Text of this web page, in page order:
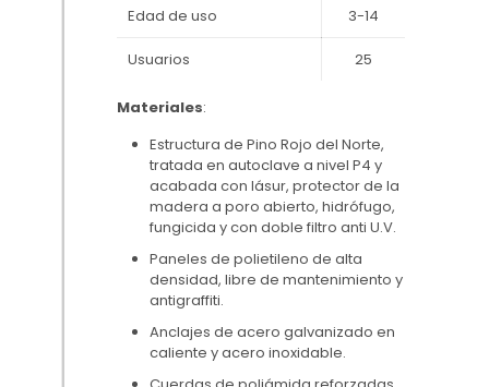
Edad de uso 3-14
Usuarios 25
Materiales:
Estructura de Pino Rojo del Norte,
tratada en autoclave a nivel P4 y
acabada con lásur, protector de la
madera a poro abierto, hidrófugo,
fungicida y con doble filtro anti U.V.
Paneles de polietileno de alta
densidad, libre de mantenimiento y
antigraffiti.
Anclajes de acero galvanizado en
caliente y acero inoxidable.